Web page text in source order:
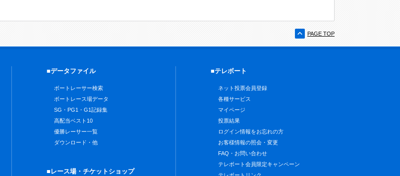
PAGE TOP
■データファイル
ボートレーサー検索
ボートレース場データ
SG・PG1・G1記録集
高配当ベスト10
優勝レーサー一覧
ダウンロード・他
■レース場・チケットショップ
■テレボート
ネット投票会員登録
各種サービス
マイページ
投票結果
ログイン情報をお忘れの方
お客様情報の照会・変更
FAQ・お問い合わせ
テレボート会員限定キャンペーン